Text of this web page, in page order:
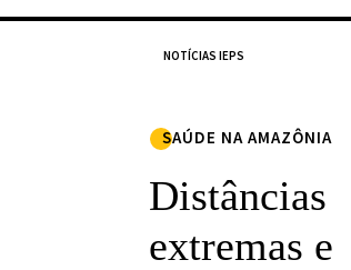
NOTÍCIAS IEPS
SAÚDE NA AMAZÔNIA
Distâncias
extremas e